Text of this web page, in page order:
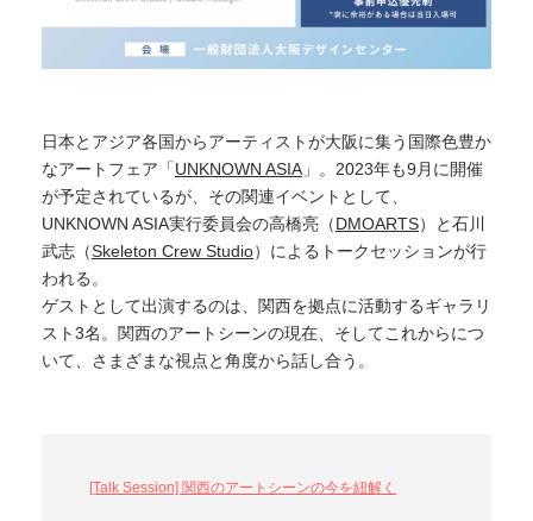
日本とアジア各国からアーティストが大阪に集う国際色豊か
なアートフェア「UNKNOWN ASIA 」。2023年も9月に開催
が予定されているが、その関連イベントとして、
UNKNOWN ASIA実行委員会の高橋亮（DMOARTS）と石川
武志（Skeleton Crew Studio）によるトークセッションが行
われる。
ゲストとして出演するのは、関西を拠点に活動するギャラリ
スト3名。関西のアートシーンの現在、そしてこれからにつ
いて、さまざまな視点と角度から話し合う。
[Talk Session] 関西のアートシーンの今を紐解く